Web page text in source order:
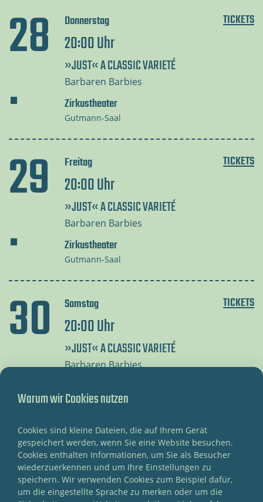
28
.
Donnerstag
20:00 Uhr
»JUST« A CLASSIC VARIETÉ
Barbaren Barbies
Zirkustheater
Gutmann-Saal
TICKETS
29
.
Freitag
20:00 Uhr
»JUST« A CLASSIC VARIETÉ
Barbaren Barbies
Zirkustheater
Gutmann-Saal
TICKETS
30
.
Samstag
20:00 Uhr
»JUST« A CLASSIC VARIETÉ
Barbaren Barbies
Gutmann-Saal
TICKETS
31. Sonntag
18:00 Uhr
»JUST« A CLASSIC VARIETÉ
TICKETS
Warum wir Cookies nutzen
Cookies sind kleine Dateien, die auf Ihrem Gerät
gespeichert werden, wenn Sie eine Website besuchen.
Cookies enthalten Informationen, um Sie als Besucher
wiederzuerkennen und um Ihre Einstellungen zu
speichern. Wir verwenden Cookies zum Beispiel dafür,
um die eingestellte Sprache zu merken oder um die